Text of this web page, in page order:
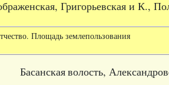
Григорьевская и К.,
Площадь землепользования
Басанскаяволость,